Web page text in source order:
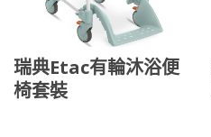
瑞典Etac有輪沐浴便
椅套裝